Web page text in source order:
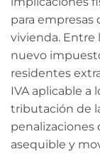
para empresas
vivienda. Entre
nuevo
residentes
IVA aplicable a
tributación de
penalizaciones
asequible y